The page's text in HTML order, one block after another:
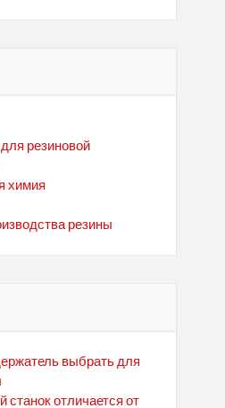
резиновой
химия
резины
выбрать для
отличается от